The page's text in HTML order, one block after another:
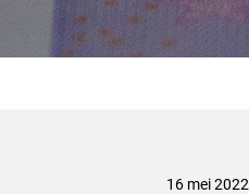
16 mei 2022